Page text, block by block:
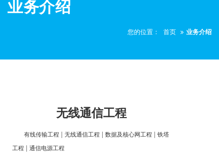
业务介绍
您的位置： 首页 业务介绍